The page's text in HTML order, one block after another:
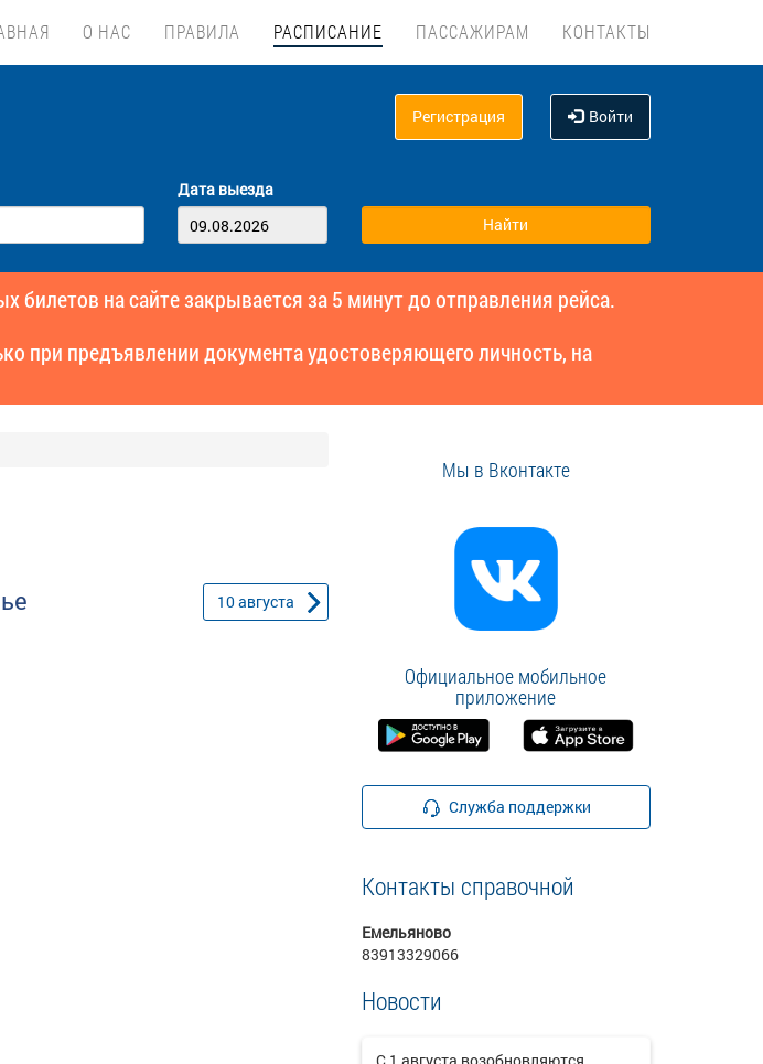
О НАС ПРАВИЛА РАСПИСАНИЕ ПАССАЖИРАМ КОНТАКТЫ
Регистрация Войти
Дата выезда
на сайте закрывается за 5 минут до отправления рейса.
при предъявлении документа удостоверяющего личность, на
10августа
Мы в Вконтакте
Официальное мобильное
приложение
Служба поддержки
Контакты справочной
Емельяново
83913329066
Новости